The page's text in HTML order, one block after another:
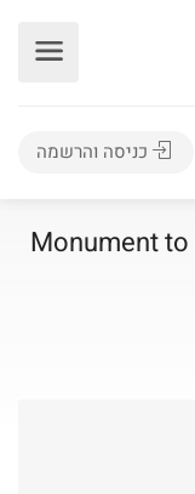
כניסה והרשמה
סופיה אנדרטת הצבא הסובייטי Monument to